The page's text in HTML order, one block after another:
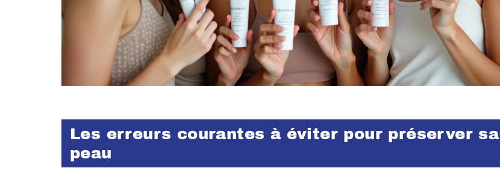
Les erreurs courantes à éviter pour préserver sa
peau